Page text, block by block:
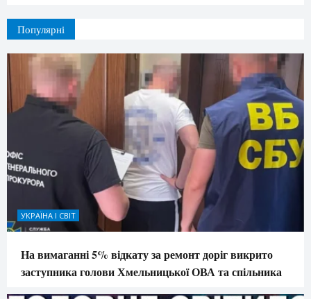
Популярні
УКРАЇНА І СВІТ
На вимаганні 5% відкату за ремонт доріг викрито
заступника голови Хмельницької ОВА та спільника